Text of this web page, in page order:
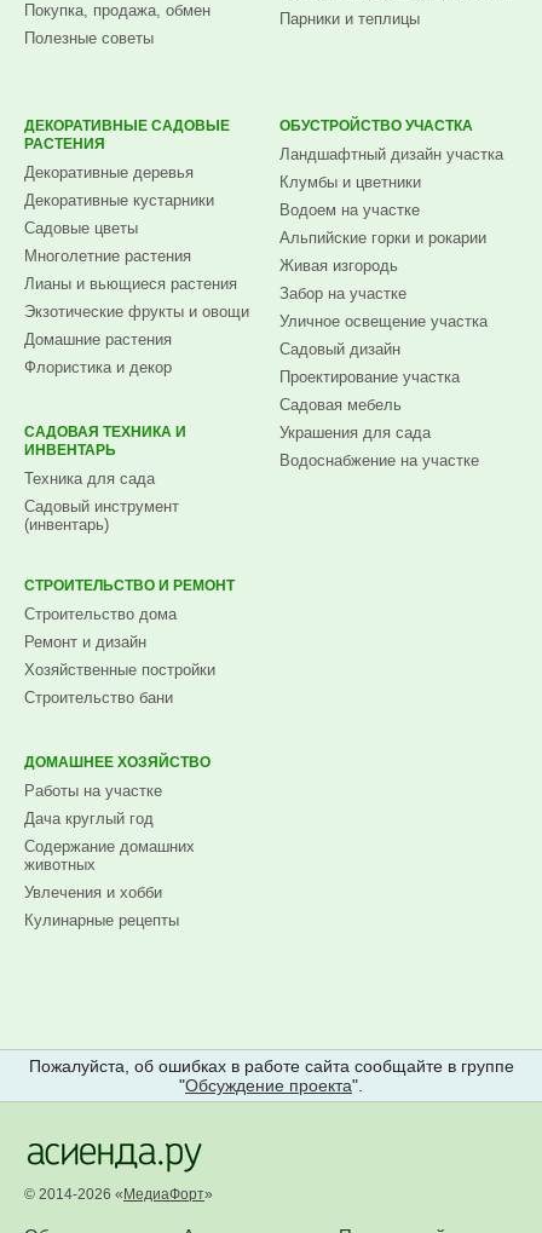
Покупка, продажа, обмен
Полезные советы
Парники и теплицы
ДЕКОРАТИВНЫЕ САДОВЫЕ
РАСТЕНИЯ
Декоративные деревья
Декоративные кустарники
Садовые цветы
Многолетние растения
Лианы и вьющиеся растения
Экзотические фрукты и овощи
Домашние растения
Флористика и декор
САДОВАЯ ТЕХНИКА И
ИНВЕНТАРЬ
Техника для сада
Садовый инструмент
(инвентарь)
ОБУСТРОЙСТВО УЧАСТКА
Ландшафтный дизайн участка
Клумбы и цветники
Водоем на участке
Альпийские горки и рокарии
Живая изгородь
Забор на участке
Уличное освещение участка
Садовый дизайн
Проектирование участка
Садовая мебель
Украшения для сада
Водоснабжение на участке
СТРОИТЕЛЬСТВО И РЕМОНТ
Строительство дома
Ремонт и дизайн
Хозяйственные постройки
Строительство бани
ДОМАШНЕЕ ХОЗЯЙСТВО
Работы на участке
Дача круглый год
Содержание домашних
животных
Увлечения и хобби
Кулинарные рецепты
Пожалуйста, об ошибках в работе сайта сообщайте в группе
"Обсуждение проекта".
© 2014-2026 « МедиаФорт»